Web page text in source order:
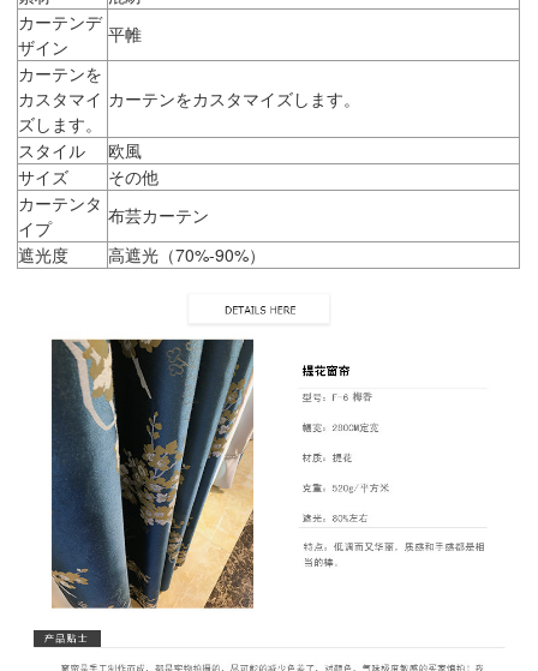
カーテンデ
ザイン
平帷
カーテンを
カスタマイ
ズします。
カーテンをカスタマイズします。
スタイル
欧風
サイズ
その他
カーテンタ
イプ
布芸カーテン
遮光度
高遮光（70%-90%）